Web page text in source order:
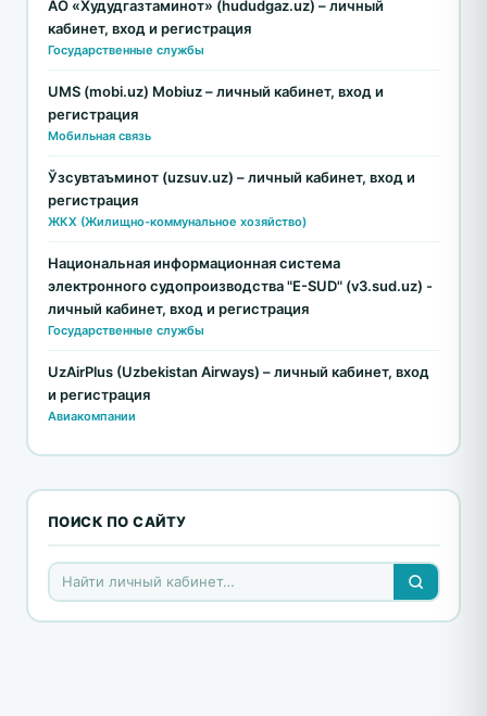
АО «Худудгазтаминот» (hududgaz.uz) – личный
кабинет, вход и регистрация
Государственные службы
UMS (mobi.uz) Mobiuz – личный кабинет, вход и
регистрация
Мобильная связь
Ўзсувтаъминот (uzsuv.uz) – личный кабинет, вход и
регистрация
ЖКХ (Жилищно-коммунальное хозяйство)
Национальная информационная система
электронного судопроизводства "E-SUD" (v3.sud.uz) -
личный кабинет, вход и регистрация
Государственные службы
UzAirPlus (Uzbekistan Airways) – личный кабинет, вход
и регистрация
Авиакомпании
ПОИСК ПО САЙТУ